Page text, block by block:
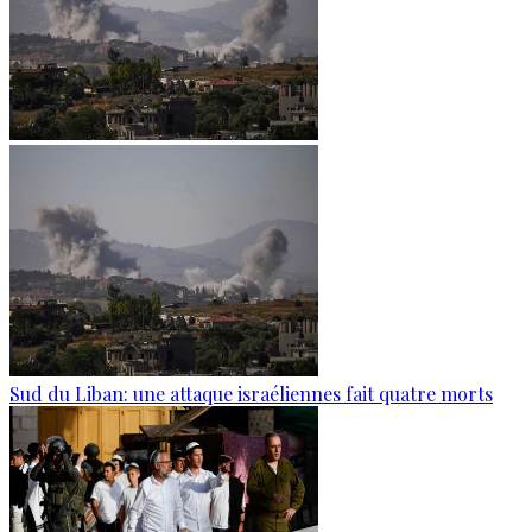
Sud du Liban: une attaque israéliennes fait quatre morts